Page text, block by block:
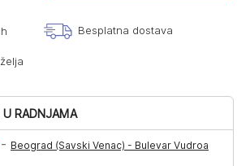
Besplatna dostava
U RADNJAMA
- Beograd (Savski Venac) - Bulevar Vudroa